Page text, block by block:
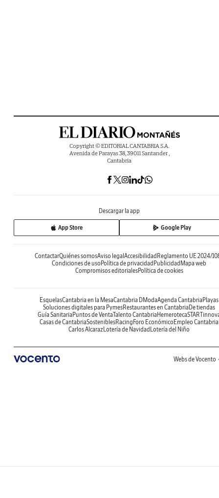
Copyright © EDITORIAL CANTABRIA S.A.
Avenida de Parayas 38, 39011 Santander ,
Cantabria
Descargar la app
App Store Google Play
ContactarQuiénes somosAviso legal Accesibilidad Reglamento UE 2024/
Condiciones de uso Política de privacidad Publicidad Mapa web
Compromisos editorialesPolítica de cookies
EsquelasCantabria en la MesaCantabria DModaAgenda Cantabria Playas
Soluciones digitales para PymesRestaurantes en Cantabria De tiendas
Guía Sanitaria Puntos de VentaTalento Cantabria Hemeroteca
Casas de CantabriaSosteniblesRacing Foro Económico Empleo Cantabria
Carlos Alcaraz Lotería de Navidad Lotería del Niño
Webs de Vocento